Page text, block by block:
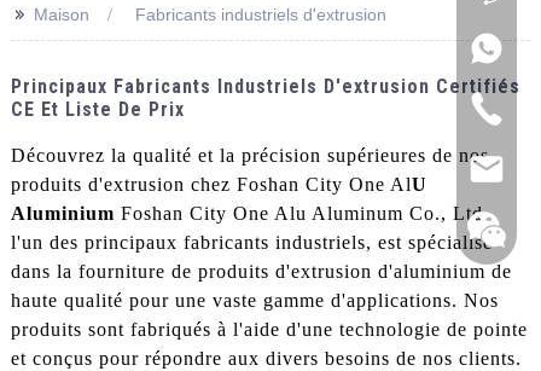
>> Maison Fabricants industriels d'extrusion
Principaux Fabricants Industriels D'extrusion Certifiés
CE Et Liste De Prix
Découvrez la qualité et la précision supérieures de nos
produits d'extrusion chez Foshan City One AlU
Aluminium Foshan City One Alu Aluminum Co., Ltd.,
l'un des principaux fabricants industriels, est spécialisé
dans la fourniture de produits d'extrusion d'aluminium de
haute qualité pour une vaste gamme d'applications. Nos
produits sont fabriqués à l'aide d'une technologie de pointe
et conçus pour répondre aux divers besoins de nos clients.